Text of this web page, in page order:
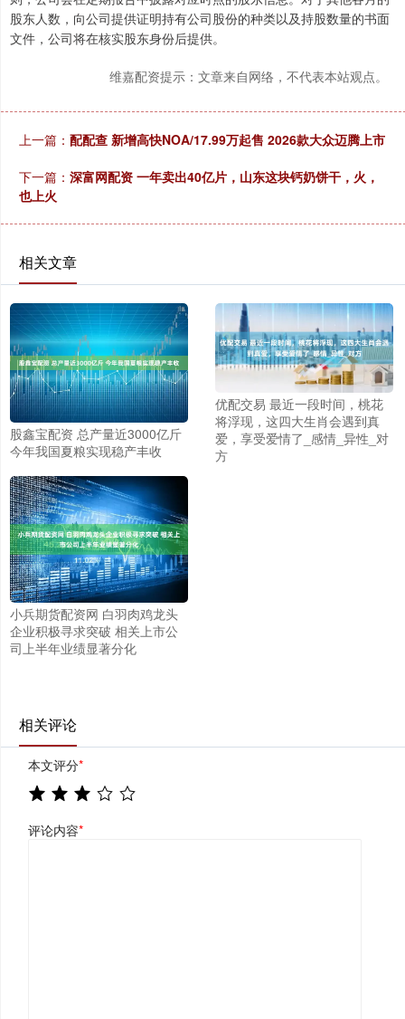
股东人数，向公司提供证明持有公司股份的种类以及持股数量的书面
文件，公司将在核实股东身份后提供。
维嘉配资提示：文章来自网络，不代表本站观点。
上一篇： 配配查 新增高快NOA/17.99万起售 2026款大众迈腾上市
下一篇： 深富网配资 一年卖出40亿片，山东这块钙奶饼干，火，
也上火
相关文章
股鑫宝配资 总产量近3000亿斤
今年我国夏粮实现稳产丰收
优配交易 最近一段时间，桃花
将浮现，这四大生肖会遇到真
爱，享受爱情了_感情_异性_对
方
小兵期货配资网 白羽肉鸡龙头
企业积极寻求突破 相关上市公
司上半年业绩显著分化
相关评论
本文评分*
评论内容*